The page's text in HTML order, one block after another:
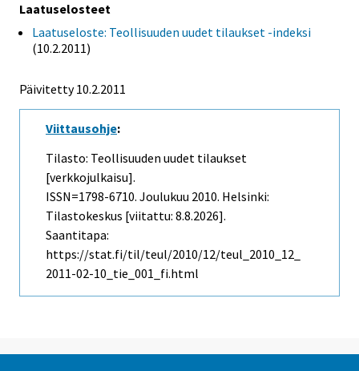
Laatuselosteet
Laatuseloste: Teollisuuden uudet tilaukset -indeksi
(10.2.2011)
Päivitetty 10.2.2011
Viittausohje:
Tilasto: Teollisuuden uudet tilaukset
[verkkojulkaisu].
ISSN=1798-6710. Joulukuu 2010. Helsinki:
Tilastokeskus [viitattu: 8.8.2026].
Saantitapa:
https://stat.fi/til/teul/2010/12/teul_2010_12_
2011-02-10_tie_001_fi.html